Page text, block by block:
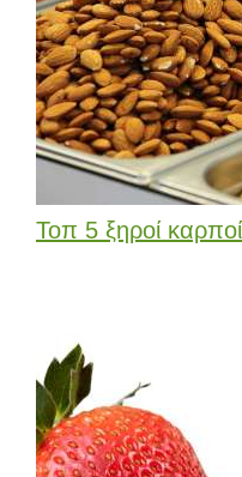
Τοπ 5 ξηροί